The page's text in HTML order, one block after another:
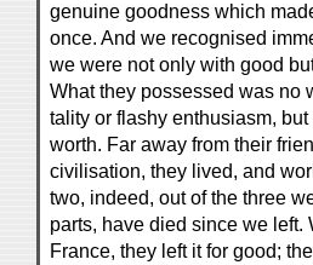
genuine goodness which
once. And we recognised
we were not only with good
What they possessed was no
tality or flashy enthusiasm,
worth. Far away from their
civilisation, they lived, and
two, indeed, out of the three
parts, have died since we left.
France, they left it for good;